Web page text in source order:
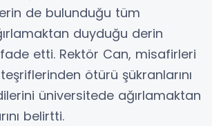
de bulunduğu tüm
duyduğu derin
etti. Rektör Can, misafirleri
ötürü şükranlarını
üniversitede ağırlamaktan
belirtti.